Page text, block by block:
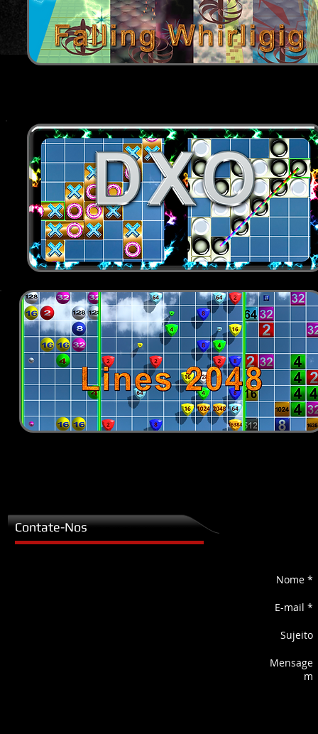
Nome *
E-mail *
Sujeito
Mensage
m
Contate-Nos